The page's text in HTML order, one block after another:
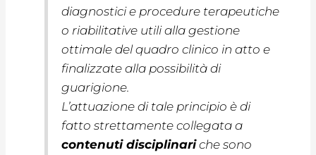
diagnostici e procedure terapeutiche
o riabilitative utili alla gestione
ottimale del quadro clinico in atto e
finalizzate alla possibilità di
guarigione.
L’attuazione di tale principio è di
fatto strettamente collegata a
contenuti disciplinariche sono